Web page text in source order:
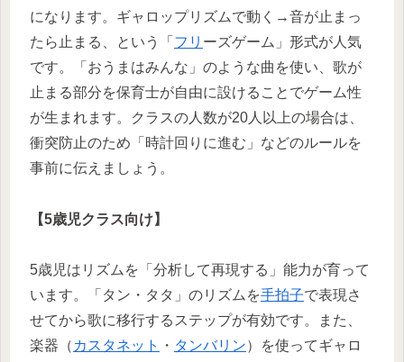
になります。ギャロップリズムで動く→音が止まっ
たら止まる、という「 フリ ーズゲーム」形式が人気
です。「おうまはみんな」のような曲を使い、歌が
止まる部分を保育士が自由に設けることでゲーム性
が生まれます。クラスの人数が20人以上の場合は、
衝突防止のため「時計回りに進む」などのルールを
事前に伝えましょう。
【5歳児クラス向け】
5歳児はリズムを「分析して再現する」能力が育って
います。「タン・タタ」のリズムを手拍子で表現さ
せてから歌に移行するステップが有効です。また、
楽器（ カスタネット ・ タンバリン）を使ってギャロ